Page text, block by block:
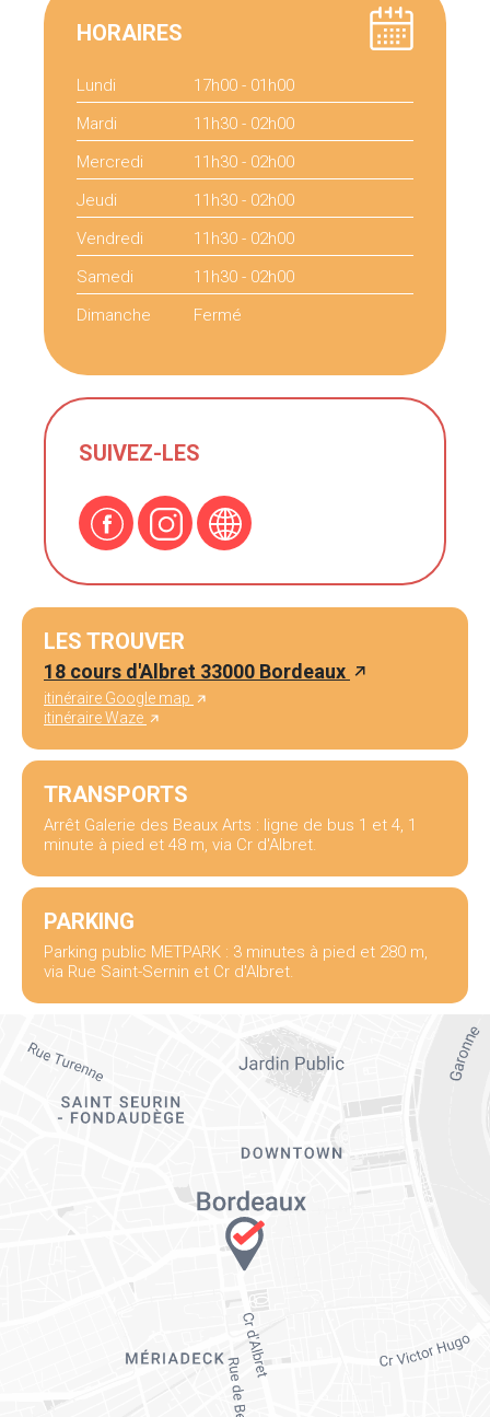
HORAIRES
Lundi
17h00 - 01h00
Mardi
11h30 - 02h00
Mercredi
11h30 - 02h00
Jeudi
11h30 - 02h00
Vendredi
11h30 - 02h00
Samedi
11h30 - 02h00
Dimanche
Fermé
SUIVEZ-LES
LES TROUVER
18 cours d'Albret 33000 Bordeaux
itinéraire Google map
itinéraire Waze
TRANSPORTS
Arrêt Galerie des Beaux Arts : ligne de bus 1 et 4, 1
minute à pied et 48 m, via Cr d'Albret.
PARKING
Parking public METPARK : 3 minutes à pied et 280 m,
via Rue Saint-Sernin et Cr d'Albret.